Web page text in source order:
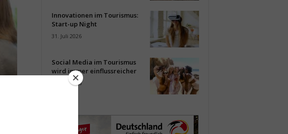
Innovationen im Tourismus:
Start-up Night
31. Juli 2026
Social Media im Tourismus
wird immer einflussreicher
30. Juli 2026